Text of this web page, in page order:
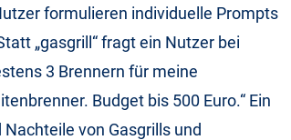
formulieren individuelle Prompts
„gasgrill“ fragt ein Nutzer bei
3 Brennern für meine
Budget bis 500 Euro.“ Ein
von Gasgrills und